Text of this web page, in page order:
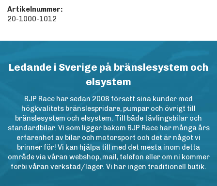
Artikelnummer:
20-1000-1012
Ledande i Sverige på bränslesystem och
elsystem
BJP Race har sedan 2008 försett sina kunder med
högkvalitets bränslespridare, pumpar och övrigt till
bränslesystem och elsystem. Till både tävlingsbilar och
standardbilar. Vi som ligger bakom BJP Race har många års
erfarenhet av bilar och motorsport och det är något vi
brinner för! Vi kan hjälpa till med det mesta inom detta
område via våran webshop, mail, telefon eller om ni kommer
förbi våran verkstad/lager. Vi har ingen traditionell butik.